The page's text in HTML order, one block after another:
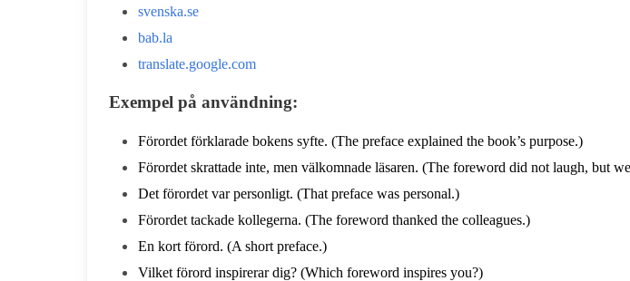
svenska.se
bab.la
translate.google.com
Exempel på användning:
Förordet förklarade bokens syfte. (The preface explained the book’s purpose.)
Förordet skrattade inte, men välkomnade läsaren. (The foreword did not laugh, but
Det förordet var personligt. (That preface was personal.)
Förordet tackade kollegerna. (The foreword thanked the colleagues.)
En kort förord. (A short preface.)
Vilket förord inspirerar dig? (Which foreword inspires you?)